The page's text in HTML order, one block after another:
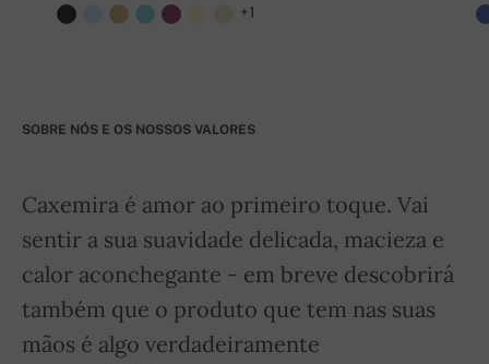
+1
SOBRE NÓS E OS NOSSOS VALORES
Caxemira é amor ao primeiro toque. Vai
sentir a sua suavidade delicada, macieza e
calor aconchegante - em breve descobrirá
também que o produto que tem nas suas
mãos é algo verdadeiramente